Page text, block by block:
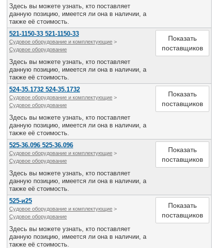
Все службы
Здесь вы можете узнать, кто поставляет
данную позицию, имеется ли она в наличии, а
также её стоимость.
521-1150-33 521-1150-33
Судовое оборудование и комплектующие >
Судовое оборудование
Здесь вы можете узнать, кто поставляет
данную позицию, имеется ли она в наличии, а
также её стоимость.
Показать
поставщиков
524-35.1732 524-35.1732
Судовое оборудование и комплектующие >
Судовое оборудование
Здесь вы можете узнать, кто поставляет
данную позицию, имеется ли она в наличии, а
также её стоимость.
Показать
поставщиков
525-36.096 525-36.096
Судовое оборудование и комплектующие >
Судовое оборудование
Здесь вы можете узнать, кто поставляет
данную позицию, имеется ли она в наличии, а
также её стоимость.
Показать
поставщиков
525-и25
Судовое оборудование и комплектующие >
Судовое оборудование
Здесь вы можете узнать, кто поставляет
данную позицию, имеется ли она в наличии, а
также её стоимость.
Показать
поставщиков